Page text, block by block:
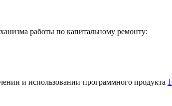
работы по капитальному ремонту:
и использовании программного продукта